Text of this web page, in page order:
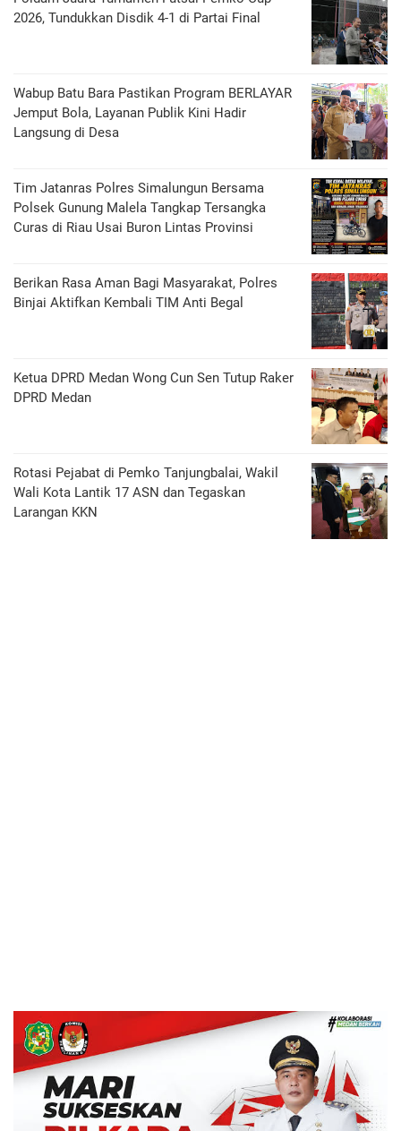
2026, Tundukkan Disdik 4-1 di Partai Final
Wabup Batu Bara Pastikan Program BERLAYAR
Jemput Bola, Layanan Publik Kini Hadir
Langsung di Desa
Tim Jatanras Polres Simalungun Bersama
Polsek Gunung Malela Tangkap Tersangka
Curas di Riau Usai Buron Lintas Provinsi
Berikan Rasa Aman Bagi Masyarakat, Polres
Binjai Aktifkan Kembali TIM Anti Begal
Ketua DPRD Medan Wong Cun Sen Tutup Raker
DPRD Medan
Rotasi Pejabat di Pemko Tanjungbalai, Wakil
Wali Kota Lantik 17 ASN dan Tegaskan
Larangan KKN